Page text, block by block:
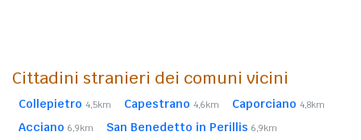
Cittadini stranieri dei comuni vicini
Collepietro 4,5km Capestrano 4,6km Caporciano 4,8km
Acciano 6,9km San Benedetto in Perillis 6,9km